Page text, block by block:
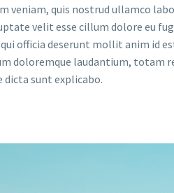
veniam, quis nostrud ullamco
velit esse cillum dolore eu
officia deserunt mollit anim id
doloremque laudantium, totam
sunt explicabo.